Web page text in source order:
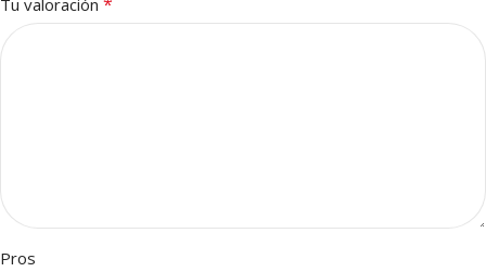
Tu valoración
Pros